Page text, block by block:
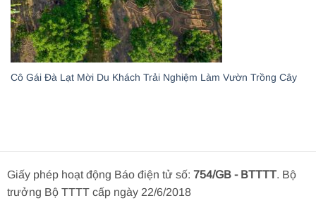
Cô Gái Đà Lạt Mời Du Khách Trải Nghiệm Làm Vườn Trồng Cây
Giấy phép hoạt động Báo điện tử số: 754/GB - BTTTT. Bộ
trưởng Bộ TTTT cấp ngày 22/6/2018